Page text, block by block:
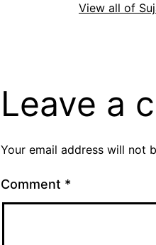
View all of
Leave a
Your email address will not
Comment *